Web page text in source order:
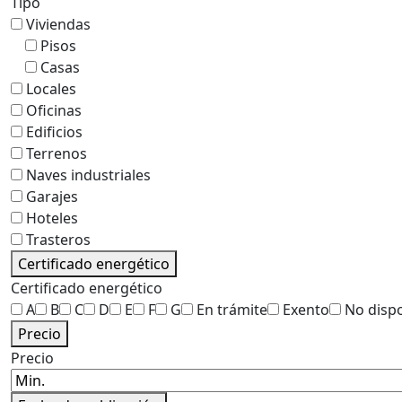
Viviendas
Pisos
Casas
Locales
Oficinas
Edificios
Terrenos
Naves industriales
Garajes
Hoteles
Trasteros
Certificado energético
Certificado energético
A
B C D E F G En trámite Exento
No
Precio
Precio